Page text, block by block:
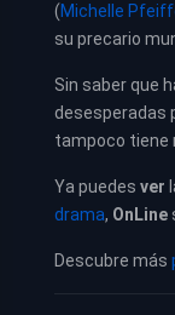
(Michelle
su precario
Sin saber que
desesperadas
tampoco tiene
Ya puedes ver
drama, OnLine
Descubre más